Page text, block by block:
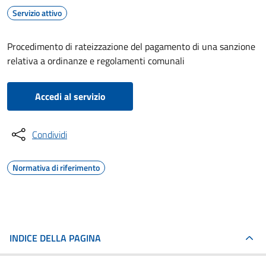
Servizio attivo
Procedimento di rateizzazione del pagamento di una sanzione
relativa a ordinanze e regolamenti comunali
Accedi al servizio
Condividi
Normativa di riferimento
INDICE DELLA PAGINA